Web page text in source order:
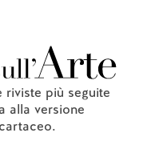
riviste più seguite
alla versione